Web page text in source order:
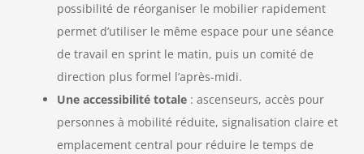
possibilité de réorganiser le mobilier rapidement
permet d’utiliser le même espace pour une séance
de travail en sprint le matin, puis un comité de
direction plus formel l’après-midi.
Une accessibilité totale : ascenseurs, accès pour
personnes à mobilité réduite, signalisation claire et
emplacement central pour réduire le temps de